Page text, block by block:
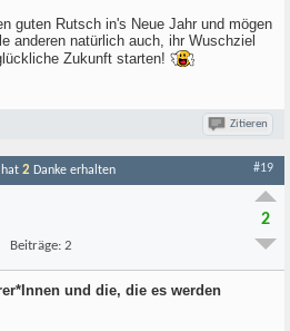
guten Rutsch in's Neue Jahr und mögen
anderen natürlich auch, ihr Wuschziel
Zukunft starten!
Zitieren
hat 2 Danke erhalten #19
Beiträge: 2
2
und die, die es werden